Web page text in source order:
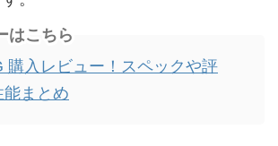
はこちら
購入レビュー！スペックや評
まとめ